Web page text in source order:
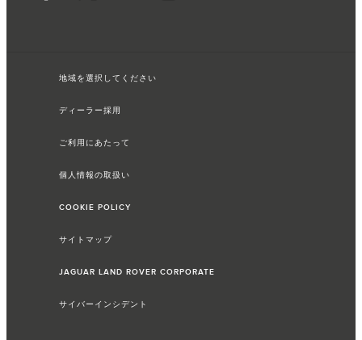
地域を選択してください
ディーラー採用
ご利用にあたって
個人情報の取扱い
COOKIE POLICY
サイトマップ
JAGUAR LAND ROVER CORPORATE
サイバーインシデント